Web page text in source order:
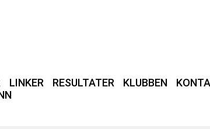
LINKER RESULTATER KLUBBEN